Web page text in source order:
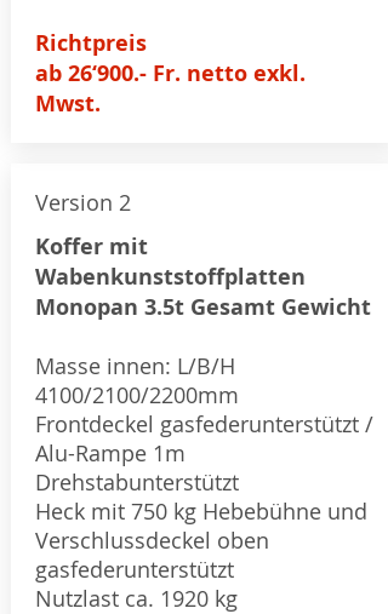
Richtpreis
ab 26‘900.- Fr. netto exkl.
Mwst.
Version 2
Koffer mit
Wabenkunststoffplatten
Monopan 3.5t Gesamt Gewicht
Masse innen: L/B/H
4100/2100/2200mm
Frontdeckel gasfederunterstützt /
Alu-Rampe 1m
Drehstabunterstützt
Heck mit 750 kg Hebebühne und
Verschlussdeckel oben
gasfederunterstützt
Nutzlast ca. 1920 kg